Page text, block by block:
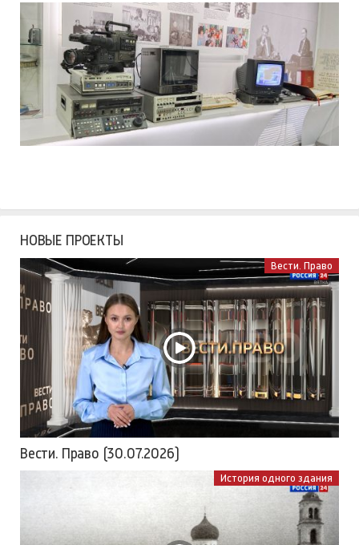
НОВЫЕ ПРОЕКТЫ
Вести. Право
Вести. Право (30.07.2026)
История одного здания